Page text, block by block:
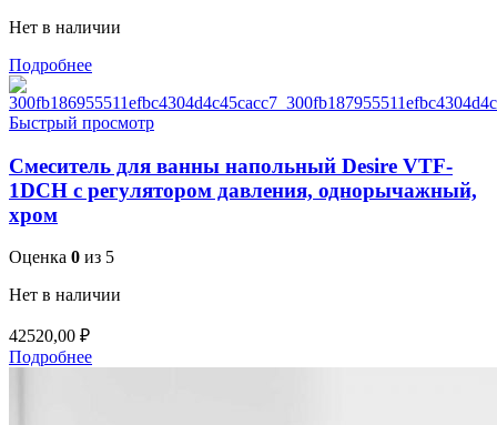
Нет в наличии
Подробнее
Быстрый просмотр
Смеситель для ванны напольный Desire VTF-
1DCH с регулятором давления, однорычажный,
хром
Оценка 0 из 5
Нет в наличии
42520,00 ₽
Подробнее